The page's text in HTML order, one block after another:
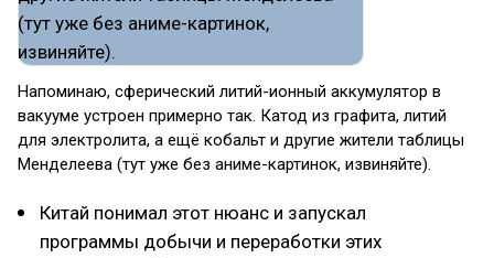
Напоминаю, сферический литий-ионный аккумулятор в
вакууме устроен примерно так. Катод из графита, литий
для электролита, а ещё кобальт и другие жители таблицы
Менделеева (тут уже без аниме-картинок, извиняйте).
Китай понимал этот нюанс и запускал
программы добычи и переработки этих